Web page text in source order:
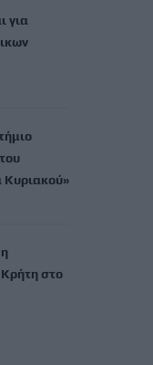
για
Κυριακού»
Κρήτη στο